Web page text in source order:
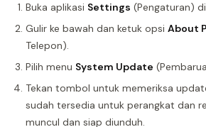
Buka aplikasi Settings (Pengaturan)
Gulir ke bawah dan ketuk opsi About
Telepon).
Pilih menu System Update
Tekan tombol untuk memeriksa
sudah tersedia untuk perangkat dan
muncul dan siap diunduh.